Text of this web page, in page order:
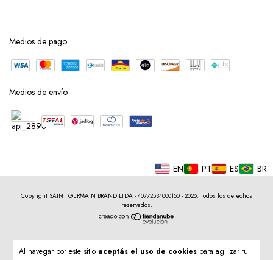
Al navegar por este sitio aceptás el uso de cookies para agilizar tu
Medios de pago
Medios de envío
EN PT ES BR
Copyright SAINT GERMAIN BRAND LTDA - 40772534000150 - 2026. Todos los derechos
reservados.